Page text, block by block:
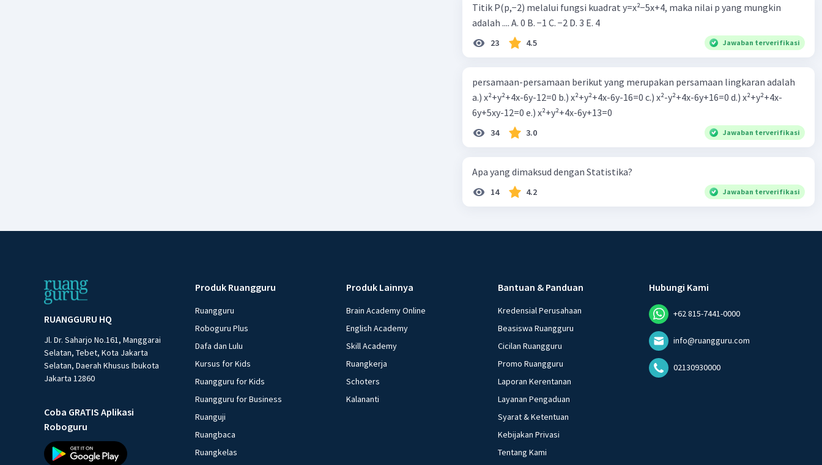
Titik P(p,−2) melalui fungsi kuadrat y=x²−5x+4, maka nilai p yang mungkin
adalah .... A. 0 B. −1 C. −2 D. 3 E. 4
23 4.5 Jawaban terverifikasi
persamaan-persamaan berikut yang merupakan persamaan lingkaran adalah
a.) x²+y²+4x-6y-12=0 b.) x²+y²+4x-6y-16=0 c.) x²-y²+4x-6y+16=0 d.) x²+y²+4x-
6y+5xy-12=0 e.) x²+y²+4x-6y+13=0
34 3.0 Jawaban terverifikasi
Apa yang dimaksud dengan Statistika?
14 4.2 Jawaban terverifikasi
RUANGGURU HQ
Jl. Dr. Saharjo No.161, Manggarai
Selatan, Tebet, Kota Jakarta
Selatan, Daerah Khusus Ibukota
Jakarta 12860
Coba GRATIS Aplikasi
Roboguru
Produk Ruangguru
Ruangguru
Roboguru Plus
Dafa dan Lulu
Kursus for Kids
Ruangguru for Kids
Ruangguru for Business
Ruanguji
Ruangbaca
Ruangkelas
Produk Lainnya
Brain Academy Online
English Academy
Skill Academy
Ruangkerja
Schoters
Kalananti
Bantuan & Panduan
Kredensial Perusahaan
Beasiswa Ruangguru
Cicilan Ruangguru
Promo Ruangguru
Laporan Kerentanan
Layanan Pengaduan
Syarat & Ketentuan
Kebijakan Privasi
Tentang Kami
Hubungi Kami
+62 815-7441-0000
info@ruangguru.com
02130930000